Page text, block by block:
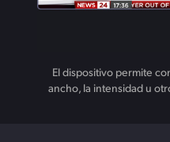
El dispositivo permite
ancho, la intensidad u